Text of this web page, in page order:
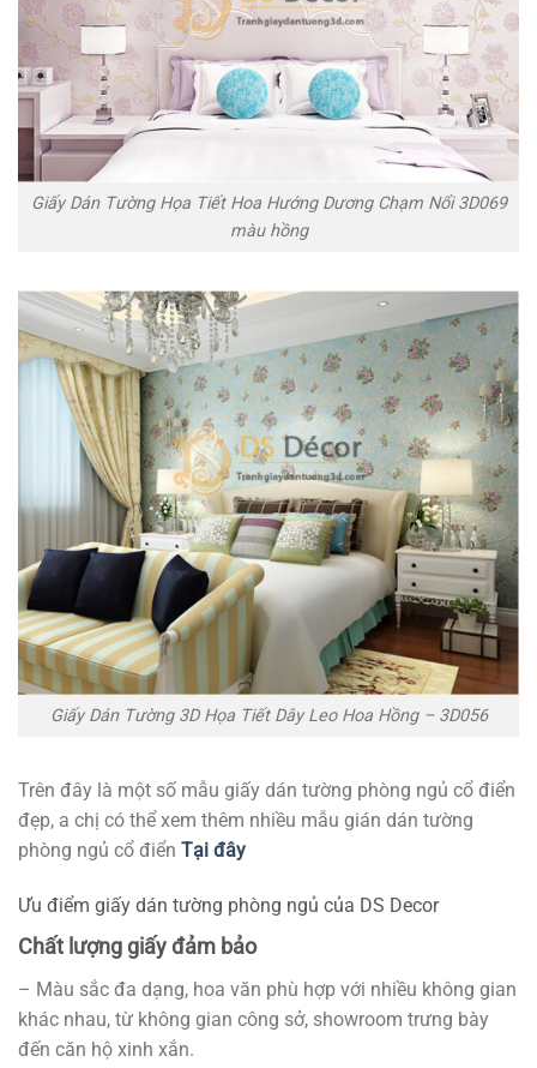
Giấy Dán Tường Họa Tiết Hoa Hướng Dương Chạm Nổi 3D069
màu hồng
Giấy Dán Tường 3D Họa Tiết Dây Leo Hoa Hồng – 3D056
Trên đây là một số mẫu giấy dán tường phòng ngủ cổ điển
đẹp, a chị có thể xem thêm nhiều mẫu gián dán tường
phòng ngủ cổ điển Tại đây
Ưu điểm giấy dán tường phòng ngủ của DS Decor
Chất lượng giấy đảm bảo
– Màu sắc đa dạng, hoa văn phù hợp với nhiều không gian
khác nhau, từ không gian công sở, showroom trưng bày
đến căn hộ xinh xắn.